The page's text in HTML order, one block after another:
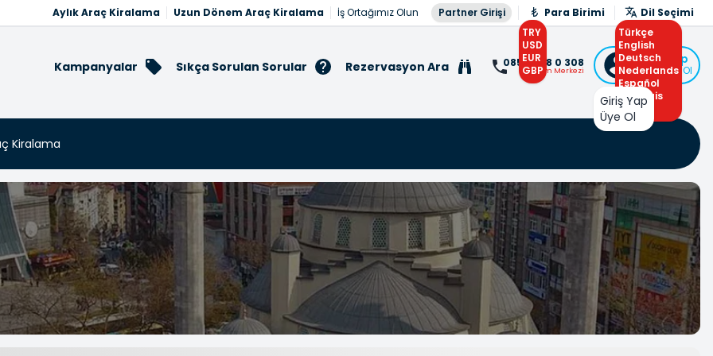
Aylık Araç Kiralama Uzun Dönem Araç Kiralama İş Ortağımız Olun Partner Girişi
Para Birimi
TRY
USD
EUR
GBP
Dil Seçimi
Türkçe
English
Deutsch
Nederlands
Español
Français
Arabic
Kampanyalar Sıkça Sorulan Sorular Rezervasyon Ara 0850 308 0 308
İletişim Merkezi
Giriş Yap
veya Üye Ol
Giriş Yap
Üye Ol
Kiralama